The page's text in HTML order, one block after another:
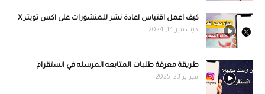
كيف اعمل اقتباس اعادة نشر للمنشورات على اكس تويتر X
ديسمبر 14, 2024
طريقة معرفة طلبات المتابعه المرسله في انستقرام
فبراير 23, 2025